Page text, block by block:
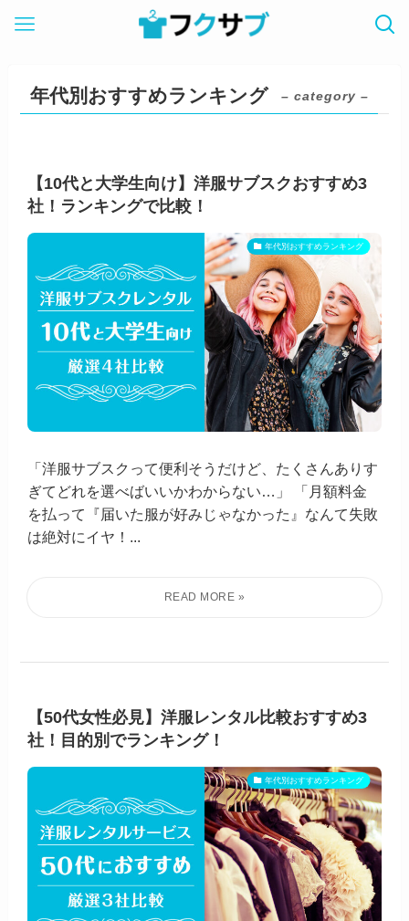
年代別おすすめランキング – category –
【10代と大学生向け】洋服サブスクおすすめ3
社！ランキングで比較！
年代別おすすめランキング
「洋服サブスクって便利そうだけど、たくさんありす
ぎてどれを選べばいいかわからない…」 「月額料金
を払って『届いた服が好みじゃなかった』なんて失敗
は絶対にイヤ！...
【50代女性必見】洋服レンタル比較おすすめ3
社！目的別でランキング！
年代別おすすめランキング